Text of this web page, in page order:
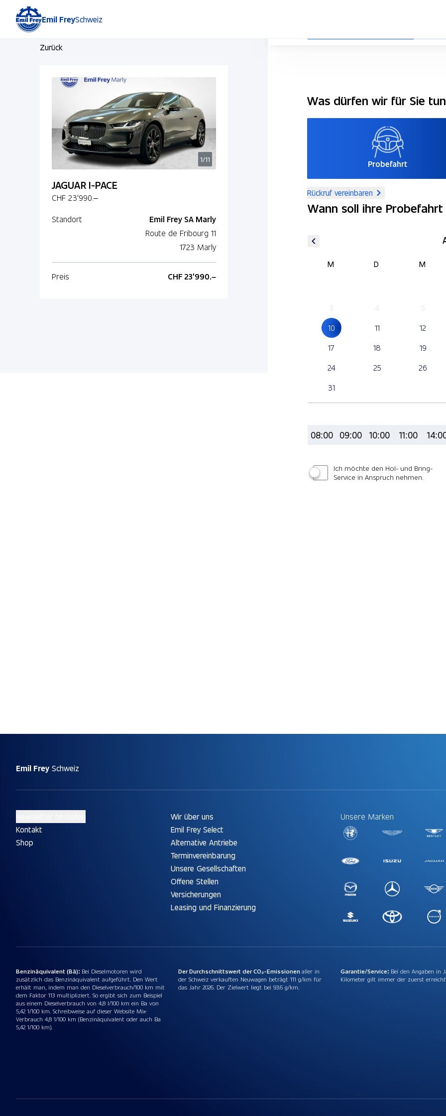
Emil FreySchweiz
Zurück
1/11
JAGUAR I-PACE
CHF 23'990.–
Standort
Emil Frey SA Marly
Route de Fribourg 11
1723 Marly
Preis CHF 23'990.–
Was dürfen wir für Sie
Probefahrt
Rückruf vereinbaren
Wann soll ihre
M D M
3
4 5
10
11 12
17
18 19
24
25 26
31
08:00 09:00 10:00 11:00
Ich möchte den Hol- und Bring-
Service in Anspruch nehmen.
Emil Frey Schweiz
Kontakt
Shop
Wir über uns
Emil Frey Select
Alternative Antriebe
Terminvereinbarung
Unsere Gesellschaften
Offene Stellen
Versicherungen
Leasing und Finanzierung
Unsere Marken
Benzinäquivalent (Bä): Bei Dieselmotoren wird
zusätzlich das Benzinäquivalent aufgeführt. Den Wert
erhält man, indem man den Dieselverbrauch/100 km mit
dem Faktor 113 multipliziert. So ergibt sich zum Beispiel
aus einem Dieselverbrauch von 4,8 l/100 km ein Ba von
5,42 1/100 km. Schreibweise auf dieser Website Mix-
Verbrauch 4,8 1/100 km (Benzinäquivalent oder auch Ba
5,42 1/100 km).
Der Durchschnittswert der CO₂-Emissionenaller in
der Schweiz verkauften Neuwagen beträgt 111 g/km für
das Jahr 2026. Der Zielwert liegt bei 93.6 g/km.
Garantie/Service: Bei den Angaben in
Kilometer gilt immer der zuerst